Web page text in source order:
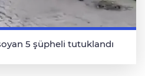
5 şüpheli tutuklandı